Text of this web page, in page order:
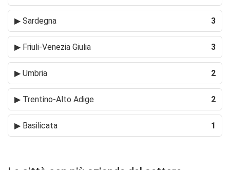
▶ Sardegna 3
▶ Friuli-Venezia Giulia 3
▶ Umbria 2
▶ Trentino-Alto Adige 2
▶ Basilicata 1